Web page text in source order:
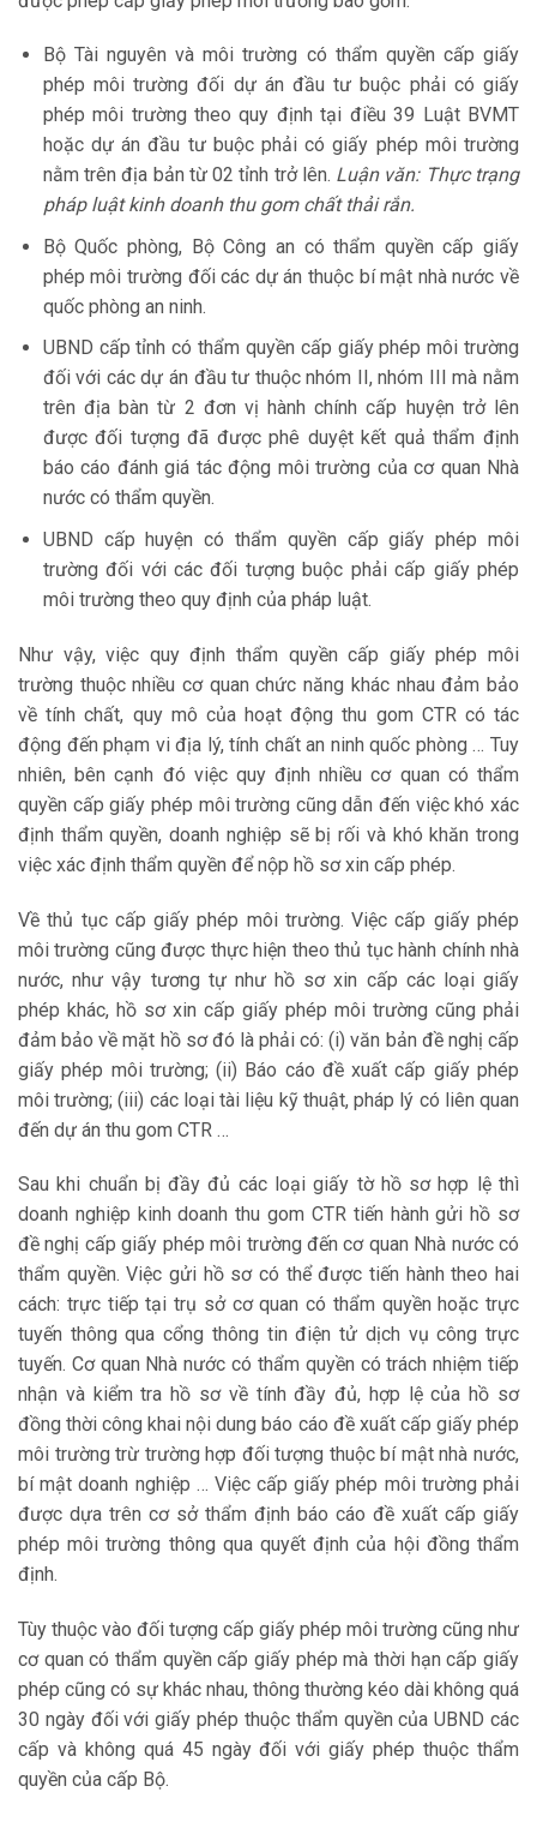
Bộ Tài nguyên và môi trường có thẩm quyền cấp giấy
phép môi trường đối dự án đầu tư buộc phải có giấy
phép môi trường theo quy định tại điều 39 Luật BVMT
hoặc dự án đầu tư buộc phải có giấy phép môi trường
nằm trên địa bản từ 02 tỉnh trở lên. Luận văn: Thực trạng
pháp luật kinh doanh thu gom chất thải rắn.
Bộ Quốc phòng, Bộ Công an có thẩm quyền cấp giấy
phép môi trường đối các dự án thuộc bí mật nhà nước về
quốc phòng an ninh.
UBND cấp tỉnh có thẩm quyền cấp giấy phép môi trường
đối với các dự án đầu tư thuộc nhóm II, nhóm III mà nằm
trên địa bàn từ 2 đơn vị hành chính cấp huyện trở lên
được đối tượng đã được phê duyệt kết quả thẩm định
báo cáo đánh giá tác động môi trường của cơ quan Nhà
nước có thẩm quyền.
UBND cấp huyện có thẩm quyền cấp giấy phép môi
trường đối với các đối tượng buộc phải cấp giấy phép
môi trường theo quy định của pháp luật.
Như vậy, việc quy định thẩm quyền cấp giấy phép môi
trường thuộc nhiều cơ quan chức năng khác nhau đảm bảo
về tính chất, quy mô của hoạt động thu gom CTR có tác
động đến phạm vi địa lý, tính chất an ninh quốc phòng … Tuy
nhiên, bên cạnh đó việc quy định nhiều cơ quan có thẩm
quyền cấp giấy phép môi trường cũng dẫn đến việc khó xác
định thẩm quyền, doanh nghiệp sẽ bị rối và khó khăn trong
việc xác định thẩm quyền để nộp hồ sơ xin cấp phép.
Về thủ tục cấp giấy phép môi trường. Việc cấp giấy phép
môi trường cũng được thực hiện theo thủ tục hành chính nhà
nước, như vậy tương tự như hồ sơ xin cấp các loại giấy
phép khác, hồ sơ xin cấp giấy phép môi trường cũng phải
đảm bảo về mặt hồ sơ đó là phải có: (i) văn bản đề nghị cấp
giấy phép môi trường; (ii) Báo cáo đề xuất cấp giấy phép
môi trường; (iii) các loại tài liệu kỹ thuật, pháp lý có liên quan
đến dự án thu gom CTR …
Sau khi chuẩn bị đầy đủ các loại giấy tờ hồ sơ hợp lệ thì
doanh nghiệp kinh doanh thu gom CTR tiến hành gửi hồ sơ
đề nghị cấp giấy phép môi trường đến cơ quan Nhà nước có
thẩm quyền. Việc gửi hồ sơ có thể được tiến hành theo hai
cách: trực tiếp tại trụ sở cơ quan có thẩm quyền hoặc trực
tuyến thông qua cổng thông tin điện tử dịch vụ công trực
tuyến. Cơ quan Nhà nước có thẩm quyền có trách nhiệm tiếp
nhận và kiểm tra hồ sơ về tính đầy đủ, hợp lệ của hồ sơ
đồng thời công khai nội dung báo cáo đề xuất cấp giấy phép
môi trường trừ trường hợp đối tượng thuộc bí mật nhà nước,
bí mật doanh nghiệp … Việc cấp giấy phép môi trường phải
được dựa trên cơ sở thẩm định báo cáo đề xuất cấp giấy
phép môi trường thông qua quyết định của hội đồng thẩm
định.
Tùy thuộc vào đối tượng cấp giấy phép môi trường cũng như
cơ quan có thẩm quyền cấp giấy phép mà thời hạn cấp giấy
phép cũng có sự khác nhau, thông thường kéo dài không quá
30 ngày đối với giấy phép thuộc thẩm quyền của UBND các
cấp và không quá 45 ngày đối với giấy phép thuộc thẩm
quyền của cấp Bộ.